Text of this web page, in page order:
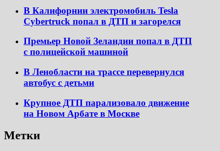
В Калифорнии электромобиль Tesla
Cybertruck попал в ДТП и загорелся
Премьер Новой Зеландии попал в ДТП
с полицейской машиной
В Ленобласти на трассе перевернулся
автобус с детьми
Крупное ДТП парализовало движение
на Новом Арбате в Москве
Метки